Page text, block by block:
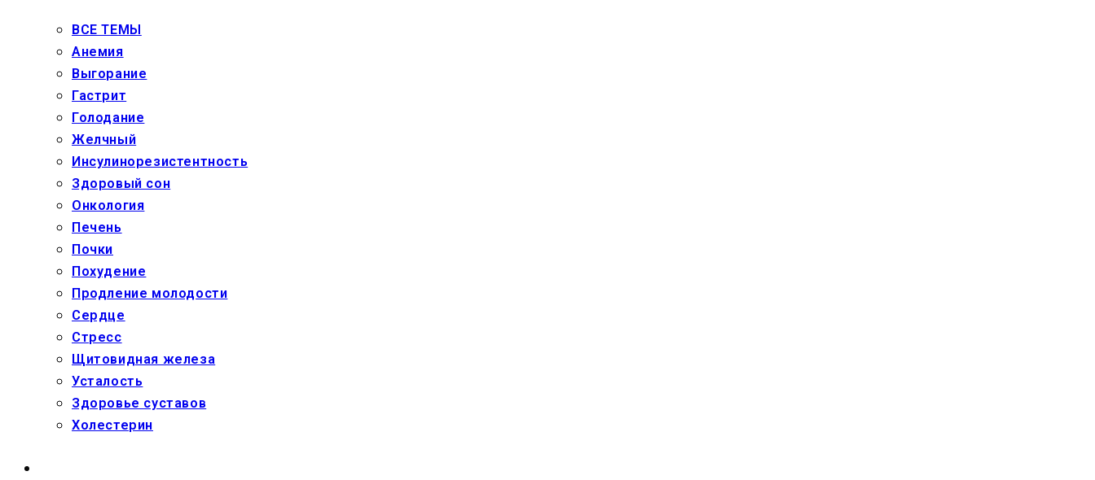
ВСЕ ТЕМЫ
Анемия
Выгорание
Гастрит
Голодание
Желчный
Инсулинорезистентность
Здоровый сон
Онкология
Печень
Почки
Похудение
Продление молодости
Сердце
Стресс
Щитовидная железа
Усталость
Здоровье суставов
Холестерин